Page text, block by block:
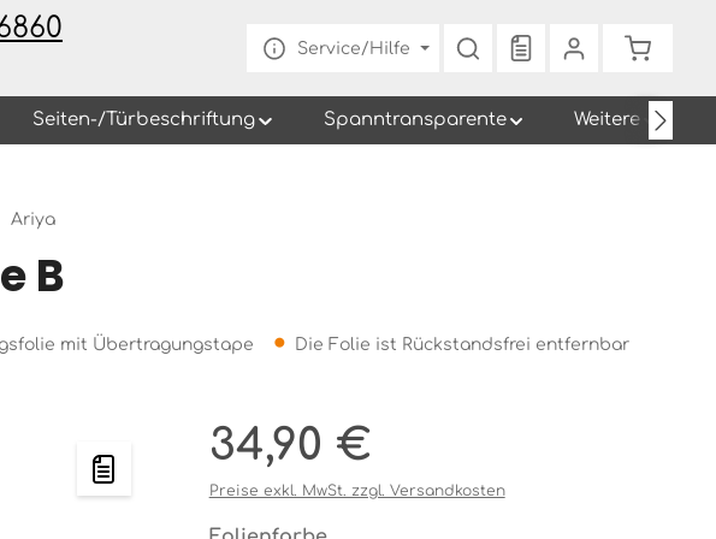
Service/Hilfe
Du hast 0 Produkte
Seiten-/Türbeschriftung Spanntransparente Weitere
Ariya
B
mit Übertragungstape Die Folie ist Rückstandsfrei entfernbar
Regulärer Preis:
34,90 €
Preise exkl. MwSt. zzgl. Versandkosten